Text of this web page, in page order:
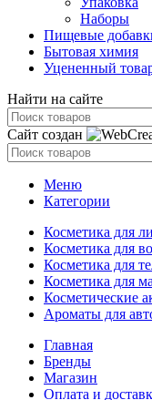
Наборы
Пищевые
Бытовая химия
Уцененный
Найти на сайте
Сайт создан
Меню
Категории
Косметика для
Косметика для
Косметика для
Косметика для
Косметические
Ароматы для
Главная
Бренды
Магазин
Оплата и